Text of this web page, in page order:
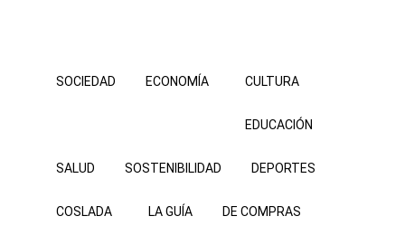
SOCIEDAD ECONOMÍA CULTURA
EDUCACIÓN
SALUD SOSTENIBILIDAD DEPORTES
COSLADA LA GUÍA DE COMPRAS